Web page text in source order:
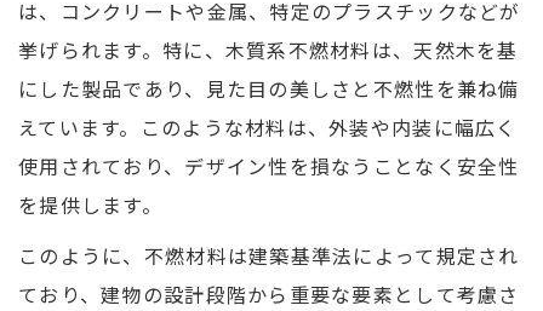
は、コンクリートや金属、特定のプラスチックなどが
挙げられます。特に、木質系不燃材料は、天然木を基
にした製品であり、見た目の美しさと不燃性を兼ね備
えています。このような材料は、外装や内装に幅広く
使用されており、デザイン性を損なうことなく安全性
を提供します。
このように、不燃材料は建築基準法によって規定され
ており、建物の設計段階から重要な要素として考慮さ